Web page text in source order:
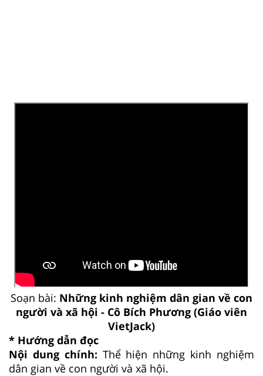
Soạn bài: Những kinh nghiệm dân gian về con
người và xã hội - Cô Bích Phương (Giáo viên
VietJack)
* Hướng dẫn đọc
Nội dung chính: Thể hiện những kinh nghiệm
dân gian về con người và xã hội.